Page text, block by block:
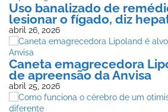
Uso banalizado de
lesionar o fígado, diz
abril 26, 2026
Caneta emagrecedora
de apreensão da Anvisa
abril 25, 2026